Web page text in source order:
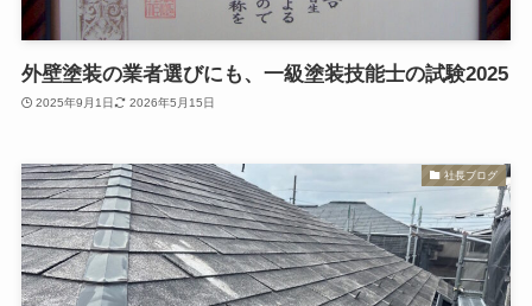
外壁塗装の業者選びにも、一級塗装技能士の試験2025
2025年9月1日 2026年5月15日
社長ブログ